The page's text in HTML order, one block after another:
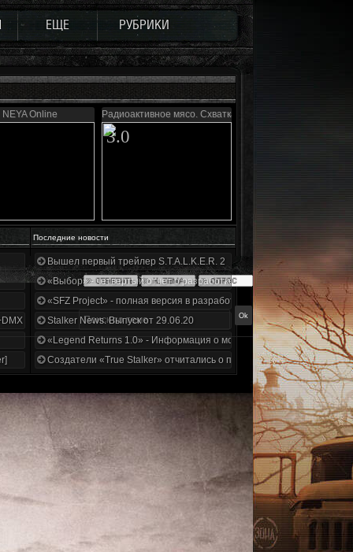
ЕЩЕ РУБРИКИ
NEYA Online Радиоактивное мясо. Схватка
3.0
Последние новости
1.3.5.ООП.МА.К.
Вышел первый трейлер S.T.A.L.K.E.R. 2
«Выбор» - четвертый отчет о разработке!
«SFZ Project» - полная версия в разработке!
Stalker News. Выпуск от 29.06.20
«Legend Returns 1.0» - Информация о моде за июнь 2020
Создатели «True Stalker» отчитались о проделанной работе